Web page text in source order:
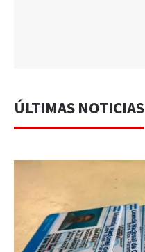
ÚLTIMAS NOTICIAS